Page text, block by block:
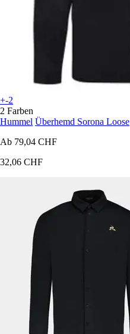
+-2
2 Farben
Hummel Überhemd Sorona Loose
Ab 79,04 CHF
32,06 CHF